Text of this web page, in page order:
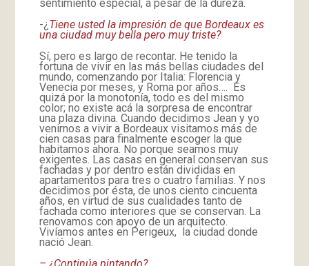
sentimiento especial, a pesar de la dureza.
-¿ Tiene usted la impresión de que Bordeaux es
una ciudad muy bella pero muy triste?
Sí, pero es largo de recontar. He tenido la
fortuna de vivir en las más bellas ciudades del
mundo, comenzando por Italia: Florencia y
Venecia por meses, y Roma por años…. Es
quizá por la monotonía, todo es del mismo
color; no existe acá la sorpresa de encontrar
una plaza divina. Cuando decidimos Jean y yo
venirnos a vivir a Bordeaux visitamos más de
cien casas para finalmente escoger la que
habitamos ahora. No porque seamos muy
exigentes. Las casas en general conservan sus
fachadas y por dentro están divididas en
apartamentos para tres o cuatro familias. Y nos
decidimos por ésta, de unos ciento cincuenta
años, en virtud de sus cualidades tanto de
fachada como interiores que se conservan. La
renovamos con apoyo de un arquitecto.
Vivíamos antes en Perigeux, la ciudad donde
nació Jean.
– ¿Continúa pintando?